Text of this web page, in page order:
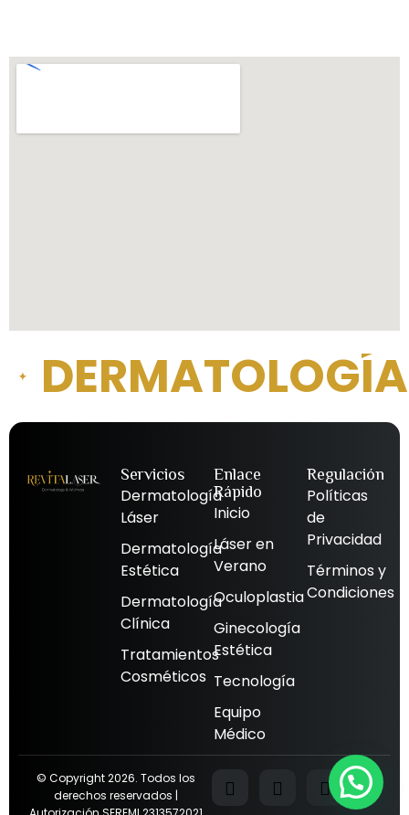
Servicios
Dermatología
Láser
Dermatología
Estética
Dermatología
Clínica
Tratamientos
Cosméticos
Enlace
Rápido
Inicio
Láser en
Verano
Oculoplastia
Ginecología
Estética
Tecnología
Equipo
Médico
Regulación
Políticas
de
Privacidad
Términos y
Condiciones
© Copyright 2026. Todos los
derechos reservados |